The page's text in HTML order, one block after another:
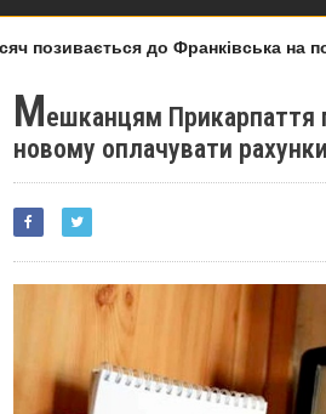
позивається до Франківська на
Мешканцям Прикарпаття
новому оплачувати